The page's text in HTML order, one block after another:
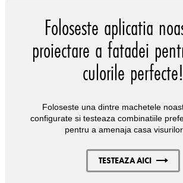
Foloseste aplicatia
proiectare a fatadei
culorile perfecte!
Foloseste una dintre machetele
configurate si testeaza combinatiile
pentru a amenaja casa
TESTEAZA AICI